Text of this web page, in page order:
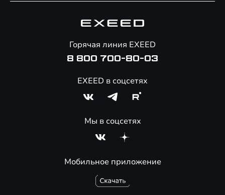
Помощь на дорогах
Мобильное приложение
Горячая линия EXEED
8 800 700-80-03
EXEED в соцсетях
Мы в соцсетях